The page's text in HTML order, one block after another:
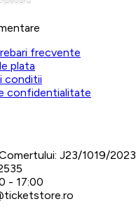
frecvente
plata
conditii
confidentialitate
J23/1019/2023
- 17:00